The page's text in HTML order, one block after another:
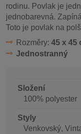
rodinu. Povlak je
jednobarevná.
Toto je povlak na
Rozměry: 45 x 45
Jednostranný
Složení
100% polyester
Styly
Venkovský,